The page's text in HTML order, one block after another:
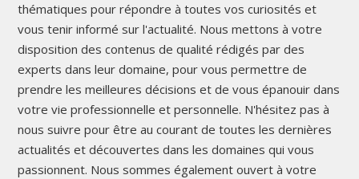
thématiques pour répondre à toutes vos curiosités et
vous tenir informé sur l'actualité. Nous mettons à votre
disposition des contenus de qualité rédigés par des
experts dans leur domaine, pour vous permettre de
prendre les meilleures décisions et de vous épanouir dans
votre vie professionnelle et personnelle. N'hésitez pas à
nous suivre pour être au courant de toutes les dernières
actualités et découvertes dans les domaines qui vous
passionnent. Nous sommes également ouvert à votre